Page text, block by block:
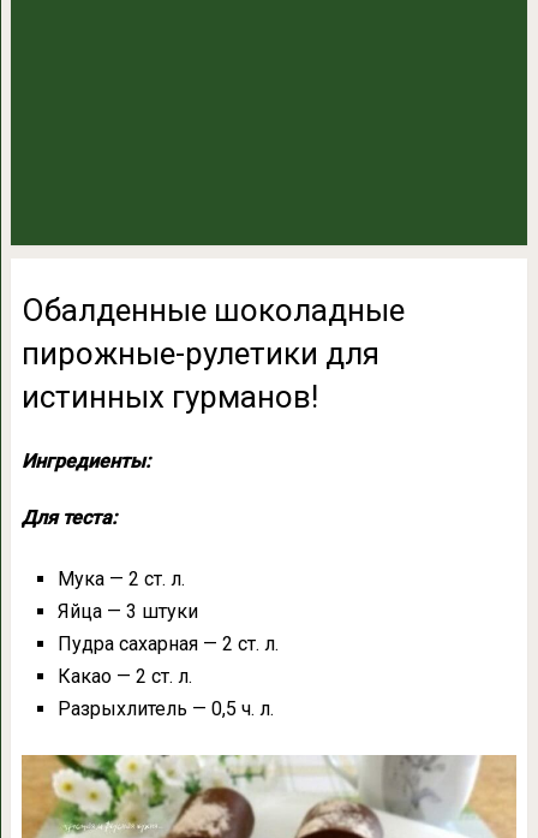
Обалденные шоколадные
пирожные-рулетики для
истинных гурманов!
Ингредиенты:
Для теста:
Мука — 2 ст. л.
Яйца — 3 штуки
Пудра сахарная — 2 ст. л.
Какао — 2 ст. л.
Разрыхлитель — 0,5 ч. л.